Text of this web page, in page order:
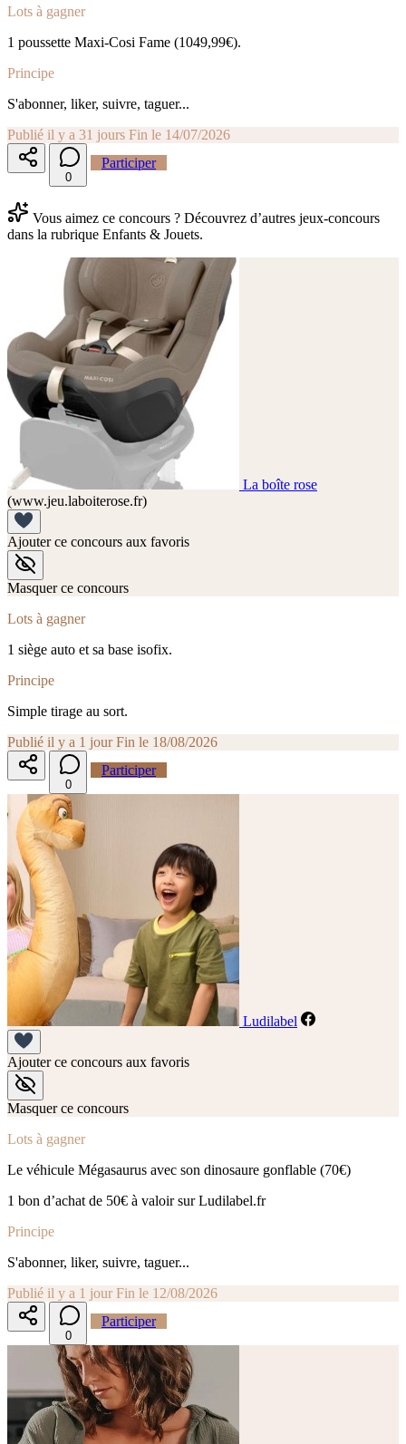
Lots à gagner
1 poussette Maxi-Cosi Fame (1049,99€).
Principe
S'abonner, liker, suivre, taguer...
Publié il y a 31 jours Fin le 14/07/2026
0
Participer
Vous aimez ce concours ? Découvrez d’autres jeux-concours
dans la rubrique Enfants & Jouets.
La boîte rose
(www.jeu.laboiterose.fr)
Ajouter ce concours aux favoris
Masquer ce concours
Lots à gagner
1 siège auto et sa base isofix.
Principe
Simple tirage au sort.
Publié il y a 1 jour Fin le 18/08/2026
0
Participer
Ludilabel
Ajouter ce concours aux favoris
Masquer ce concours
Lots à gagner
Le véhicule Mégasaurus avec son dinosaure gonflable (70€)
1 bon d’achat de 50€ à valoir sur Ludilabel.fr
Principe
S'abonner, liker, suivre, taguer...
Publié il y a 1 jour Fin le 12/08/2026
0
Participer